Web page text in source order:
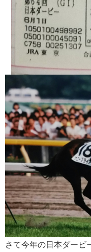
さて今年の日本ダービ